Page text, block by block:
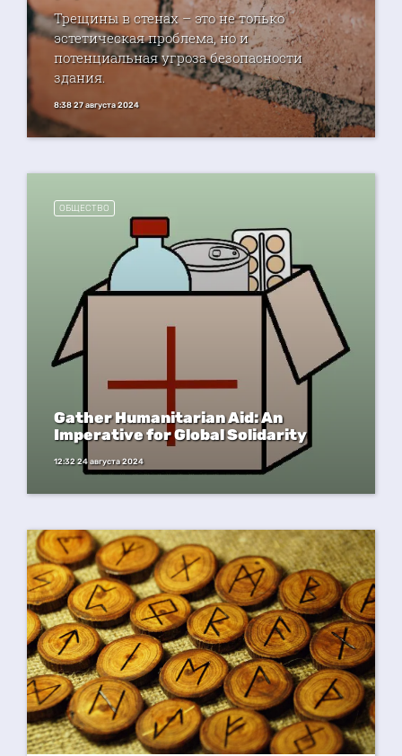
Трещины в стенах – это не только
эстетическая проблема, но и
потенциальная угроза безопасности
здания.
8:38 27 августа 2024
ОБЩЕСТВО
Gather Humanitarian Aid: An
Imperative for Global Solidarity
12:32 24 августа 2024